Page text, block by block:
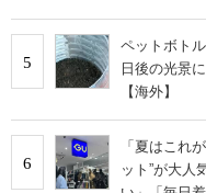
5
ペットボト
日後の光景
【海外】
6
「夏はこれ
ット”が大